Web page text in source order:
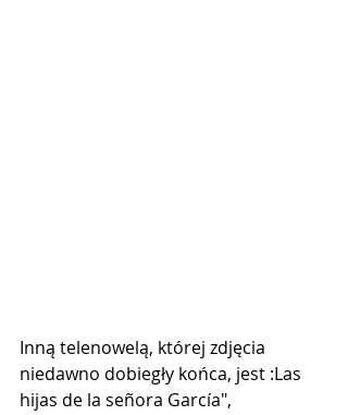
Inną telenowelą, której zdjęcia
niedawno dobiegły końca, jest :Las
hijas de la señora García",